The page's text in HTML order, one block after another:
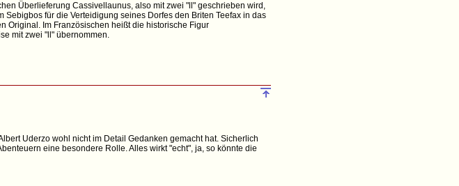
Überlieferung Cassivellaunus, also mit zwei "ll" geschrieben wird,
für die Verteidigung seines Dorfes den Briten Teefax in das
Original. Im Französischen heißt die historische Figur
mit zwei "ll" übernommen.
Uderzo wohl nicht im Detail Gedanken gemacht hat. Sicherlich
eine besondere Rolle. Alles wirkt "echt", ja, so könnte die